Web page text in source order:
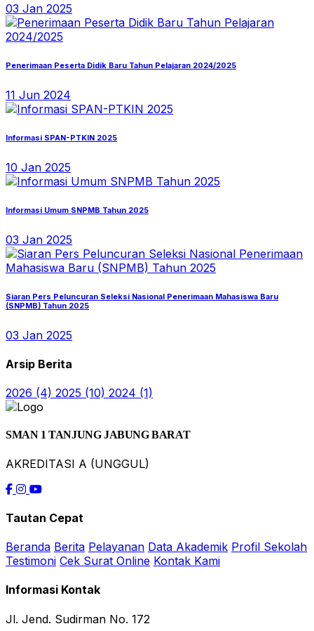
03 Jan 2025
Penerimaan Peserta Didik Baru Tahun Pelajaran 2024/2025
11 Jun 2024
Informasi SPAN-PTKIN 2025
10 Jan 2025
Informasi Umum SNPMB Tahun 2025
03 Jan 2025
Siaran Pers Peluncuran Seleksi Nasional Penerimaan Mahasiswa Baru
(SNPMB) Tahun 2025
03 Jan 2025
Arsip Berita
2026 (4) 2025 (10) 2024 (1)
SMAN 1 TANJUNG JABUNG BARAT
AKREDITASI A (UNGGUL)
Tautan Cepat
Beranda Berita Pelayanan Data Akademik Profil Sekolah
Testimoni Cek Surat Online Kontak Kami
Informasi Kontak
Jl. Jend. Sudirman No. 172